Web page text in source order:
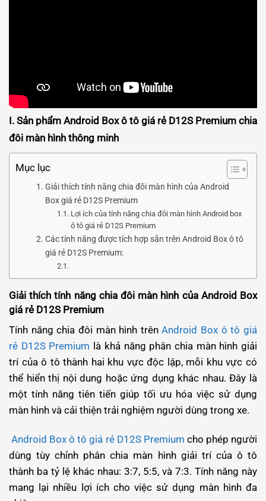
I. Sản phẩm Android Box ô tô giá rẻ D12S Premium chia
đôi màn hình thông minh
Mục lục
Giải thích tính năng chia đôi màn hình của Android
Box giá rẻ D12S Premium
Lợi ích của tính năng chia đôi màn hình Android box
ô tô giá rẻ D12S Premium
Các tính năng được tích hợp sẵn trên Android Box ô tô
giá rẻ D12S Premium:
Giải thích tính năng chia đôi màn hình của Android Box
giá rẻ D12S Premium
Tính năng chia đôi màn hình trênAndroid Box ô tô giá
rẻ D12S Premium là khả năng phân chia màn hình giải
trí của ô tô thành hai khu vực độc lập, mỗi khu vực có
thể hiển thị nội dung hoặc ứng dụng khác nhau. Đây là
một tính năng tiên tiến giúp tối ưu hóa việc sử dụng
màn hình và cải thiện trải nghiệm người dùng trong xe.
Android Box ô tô giá rẻ D12S Premium cho phép người
dùng tùy chỉnh phân chia màn hình giải trí của ô tô
thành ba tỷ lệ khác nhau: 3:7, 5:5, và 7:3. Tính năng này
mang lại nhiều lợi ích cho việc sử dụng màn hình đa